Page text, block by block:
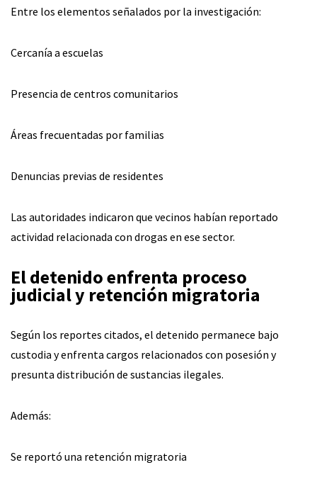
Entre los elementos señalados por la investigación:
Cercanía a escuelas
Presencia de centros comunitarios
Áreas frecuentadas por familias
Denuncias previas de residentes
Las autoridades indicaron que vecinos habían reportado
actividad relacionada con drogas en ese sector.
El detenido enfrenta proceso
judicial y retención migratoria
Según los reportes citados, el detenido permanece bajo
custodia y enfrenta cargos relacionados con posesión y
presunta distribución de sustancias ilegales.
Además:
Se reportó una retención migratoria